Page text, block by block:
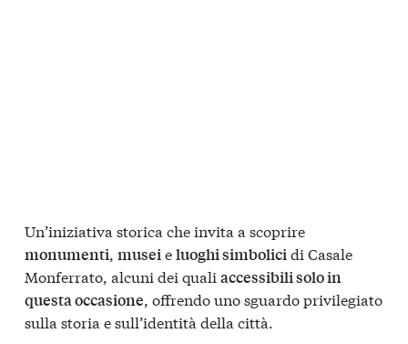
Un’iniziativa storica che invita a scoprire
monumenti, museieluoghi simbolicidi Casale
Monferrato, alcuni dei quali accessibili solo in
questa occasione, offrendo uno sguardo privilegiato
sulla storia e sull’identità della città.